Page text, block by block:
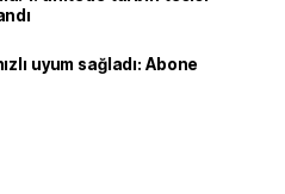
uyum sağladı: Abone